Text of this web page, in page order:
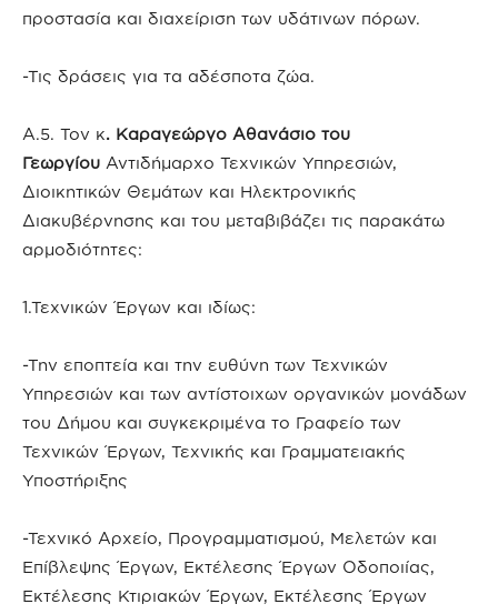
προστασία και διαχείριση των υδάτινων πόρων.
-Τις δράσεις για τα αδέσποτα ζώα.
Α.5. Τον κ. Καραγεώργο Αθανάσιο του
Γεωργίου Αντιδήμαρχο Τεχνικών Υπηρεσιών,
Διοικητικών Θεμάτων και Ηλεκτρονικής
Διακυβέρνησης και του μεταβιβάζει τις παρακάτω
αρμοδιότητες:
1.Τεχνικών Έργων και ιδίως:
-Την εποπτεία και την ευθύνη των Τεχνικών
Υπηρεσιών και των αντίστοιχων οργανικών μονάδων
του Δήμου και συγκεκριμένα το Γραφείο των
Τεχνικών Έργων, Τεχνικής και Γραμματειακής
Υποστήριξης
-Τεχνικό Αρχείο, Προγραμματισμού, Μελετών και
Επίβλεψης Έργων, Εκτέλεσης Έργων Οδοποιίας,
Εκτέλεσης Κτιριακών Έργων, Εκτέλεσης Έργων